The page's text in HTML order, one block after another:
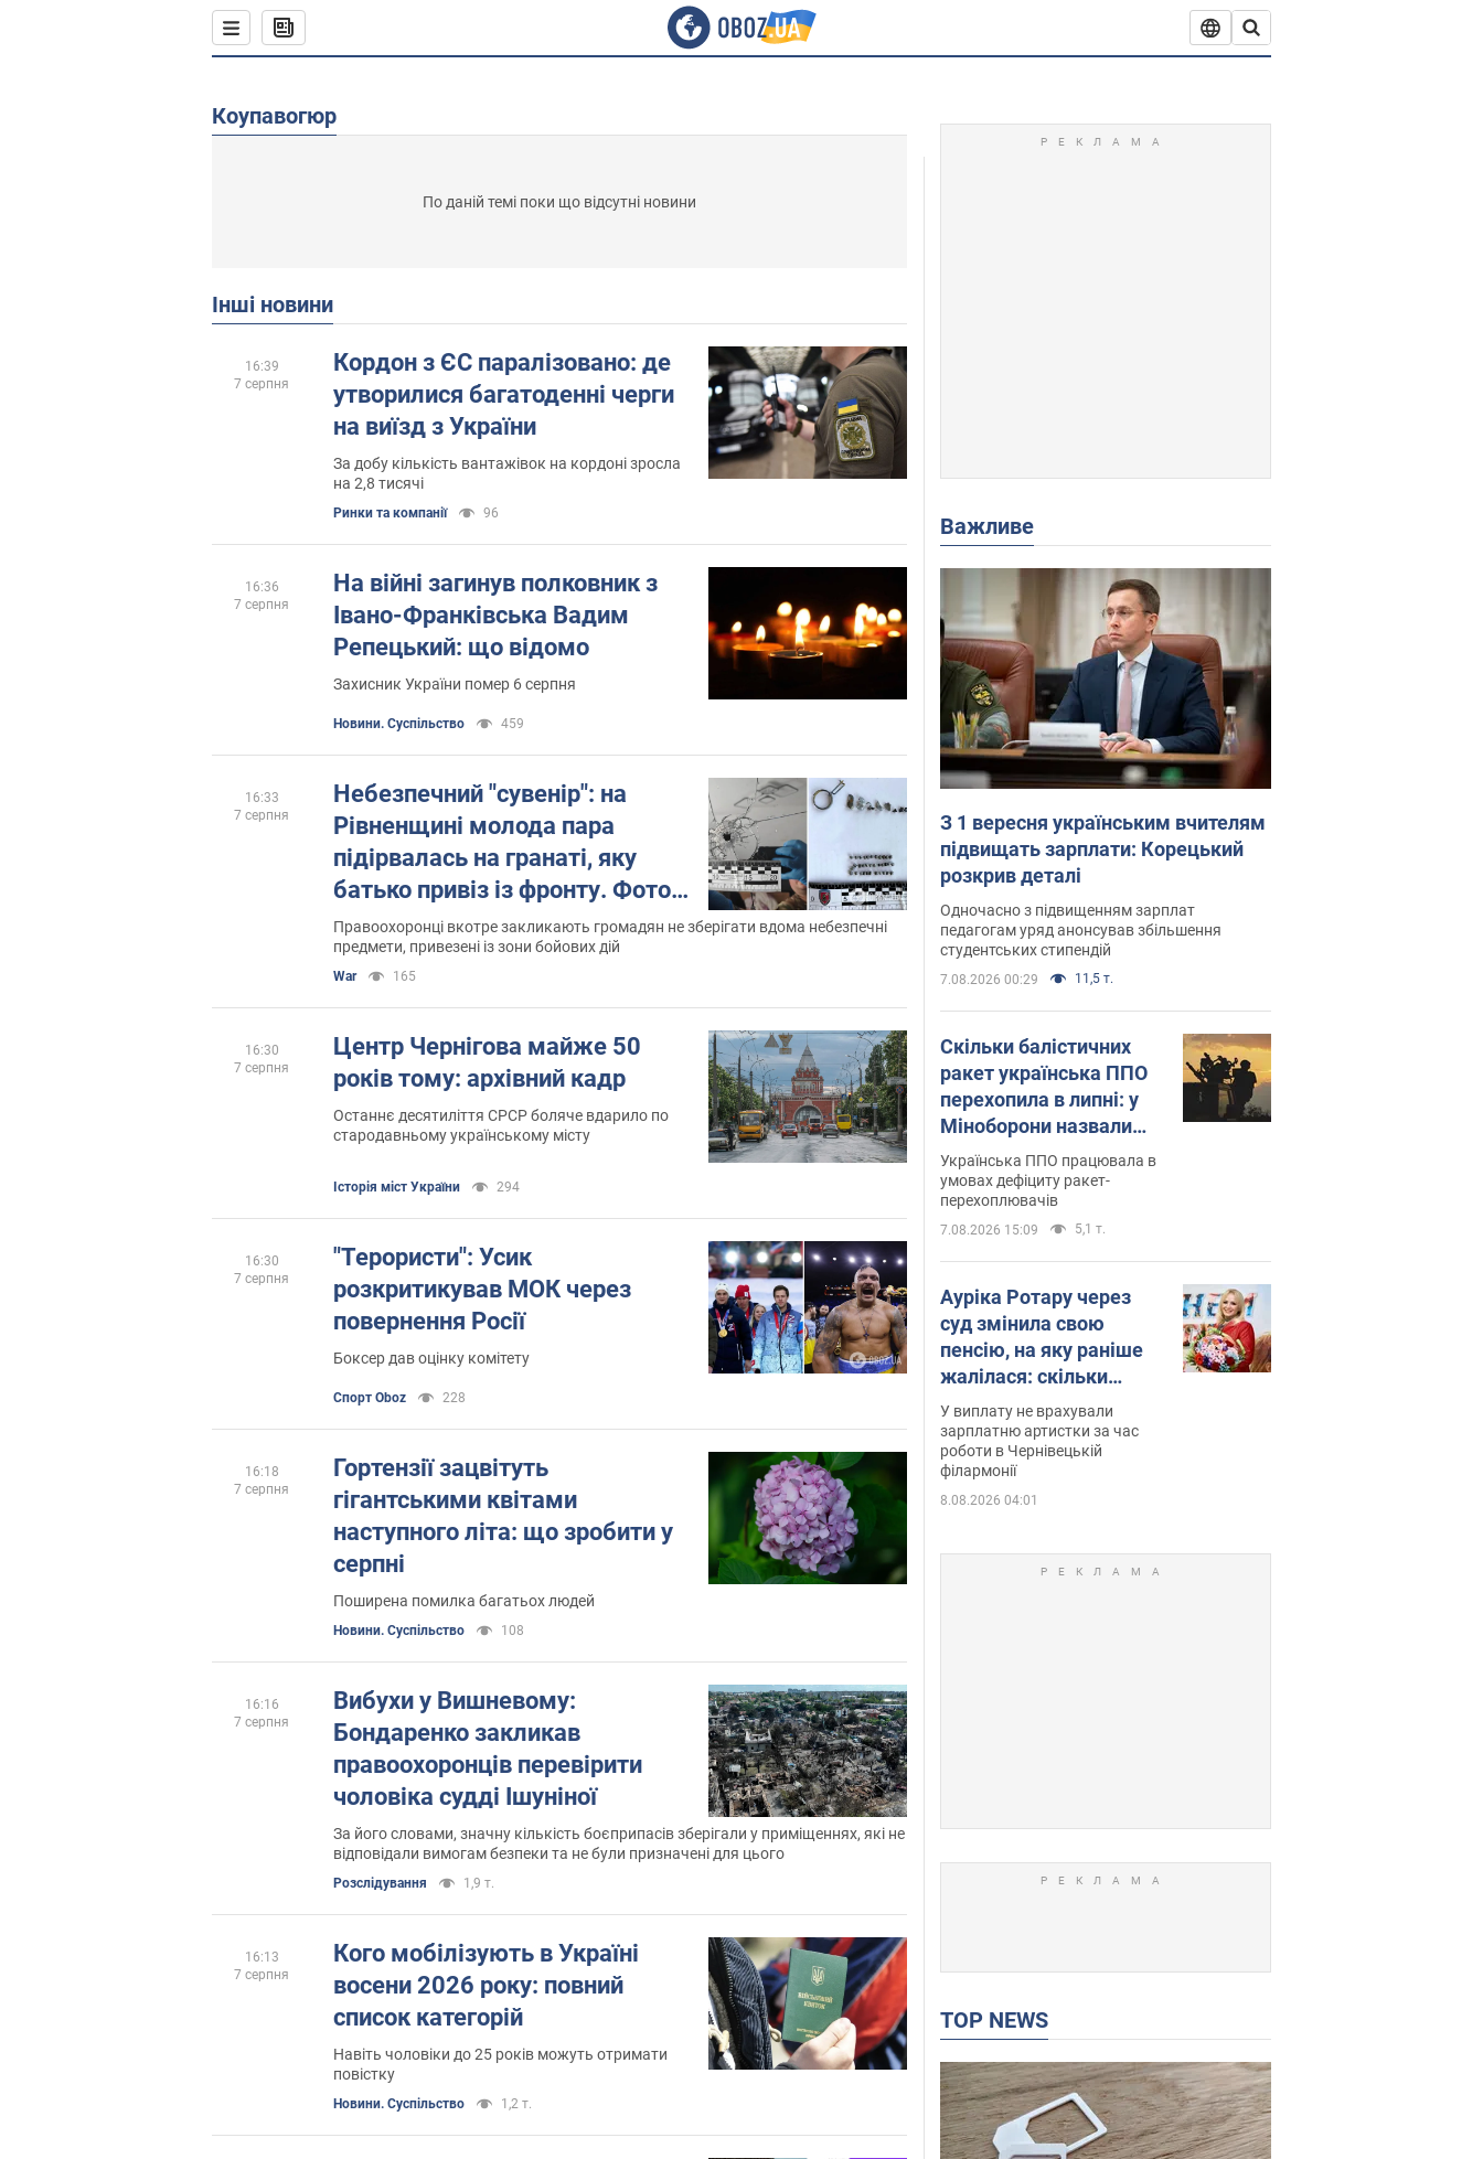
Коупавогюр
По даній темі поки що відсутні новини
Інші новини
Кордон з ЄС паралізовано: де
утворилися багатоденні черги
на виїзд з України
За добу кількість вантажівок на кордоні зросла
на 2,8 тисячі
Ринки та компанії 96
16:39
7 серпня
На війні загинув полковник з
Івано-Франківська Вадим
Репецький: що відомо
Захисник України помер 6 серпня
Новини. Суспільство 459
16:36
7 серпня
Небезпечний "сувенір": на
Рівненщині молода пара
підірвалась на гранаті, яку
батько привіз із фронту. Фото і
відео 18+
Правоохоронці вкотре закликають громадян не зберігати вдома небезпечні
предмети, привезені із зони бойових дій
War 165
16:33
7 серпня
Центр Чернігова майже 50
років тому: архівний кадр
Останнє десятиліття СРСР боляче вдарило по
стародавньому українському місту
Історія міст України 294
16:30
7 серпня
"Терористи": Усик
розкритикував МОК через
повернення Росії
Боксер дав оцінку комітету
Спорт Oboz 228
16:30
7 серпня
Гортензії зацвітуть
гігантськими квітами
наступного літа: що зробити у
серпні
Поширена помилка багатьох людей
Новини. Суспільство 108
16:18
7 серпня
Вибухи у Вишневому:
Бондаренко закликав
правоохоронців перевірити
чоловіка судді Ішуніної
За його словами, значну кількість боєприпасів зберігали у приміщеннях, які не
відповідали вимогам безпеки та не були призначені для цього
Розслідування 1,9 т.
16:16
7 серпня
Кого мобілізують в Україні
восени 2026 року: повний
список категорій
Навіть чоловіки до 25 років можуть отримати
повістку
Новини. Суспільство 1,2 т.
16:13
7 серпня
Важливе
З 1 вересня українським вчителям
підвищать зарплати: Корецький
розкрив деталі
Одночасно з підвищенням зарплат
педагогам уряд анонсував збільшення
студентських стипендій
7.08.2026 00:29 11,5 т.
Скільки балістичних
ракет українська ППО
перехопила в липні: у
Міноборони назвали
цифру
Українська ППО працювала в
умовах дефіциту ракет-
перехоплювачів
7.08.2026 15:09 5,1 т.
Ауріка Ротару через
суд змінила свою
пенсію, на яку раніше
жалілася: скільки
отримувала співачка
У виплату не врахували
зарплатню артистки за час
роботи в Чернівецькій
філармонії
8.08.2026 04:01
TOP NEWS